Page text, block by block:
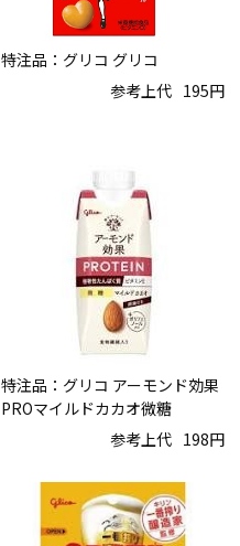
特注品：グリコ グリコ
参考上代 195円
特注品：グリコ アーモンド効果
PROマイルドカカオ微糖
参考上代 198円